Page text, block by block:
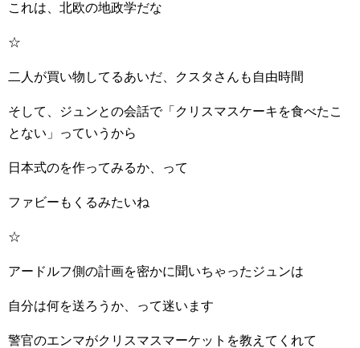
これは、北欧の地政学だな
☆
二人が買い物してるあいだ、クスタさんも自由時間
そして、ジュンとの会話で「クリスマスケーキを食べたこ
とない」っていうから
日本式のを作ってみるか、って
ファビーもくるみたいね
☆
アードルフ側の計画を密かに聞いちゃったジュンは
自分は何を送ろうか、って迷います
警官のエンマがクリスマスマーケットを教えてくれて